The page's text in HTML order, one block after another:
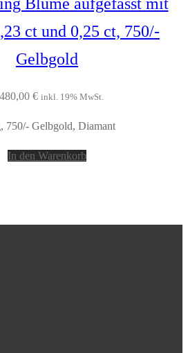
Blume aufgefasst mit
ct und 0,25 ct, 750/-
Gelbgold
€ inkl. 19% MwSt.
750/- Gelbgold, Diamant
In den Warenkorb